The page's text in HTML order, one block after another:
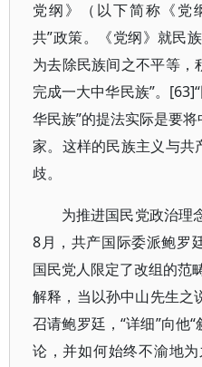
党纲》（以下简称《党
共”政策。《党纲》就民
为去除民族间之不平等，
完成一大中华民族”。
华民族”的提法实际是要
家。这样的民族主义与共
歧。
为推进国民党政治理
8月，共产国际委派鲍罗
国民党人限定了改组的范
解释，当以孙中山先生之
召请鲍罗廷，“详细”向他
论，并如何始终不渝地